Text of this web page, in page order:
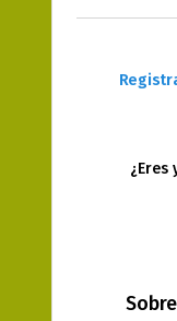
Sobre
¿Eres